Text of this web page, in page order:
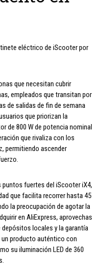
eléctrico de iScooter por
que necesitan cubrir
empleados que transitan por
de salidas de fin de semana
que priorizan la
de 800 W de potencia nominal
que rivaliza con los
permitiendo ascender
puntos fuertes del iScooter iX4,
que facilita recorrer hasta 45
la preocupación de agotar la
en AliExpress, aprovechas
locales y la garantía
un producto auténtico con
su iluminación LED de 360